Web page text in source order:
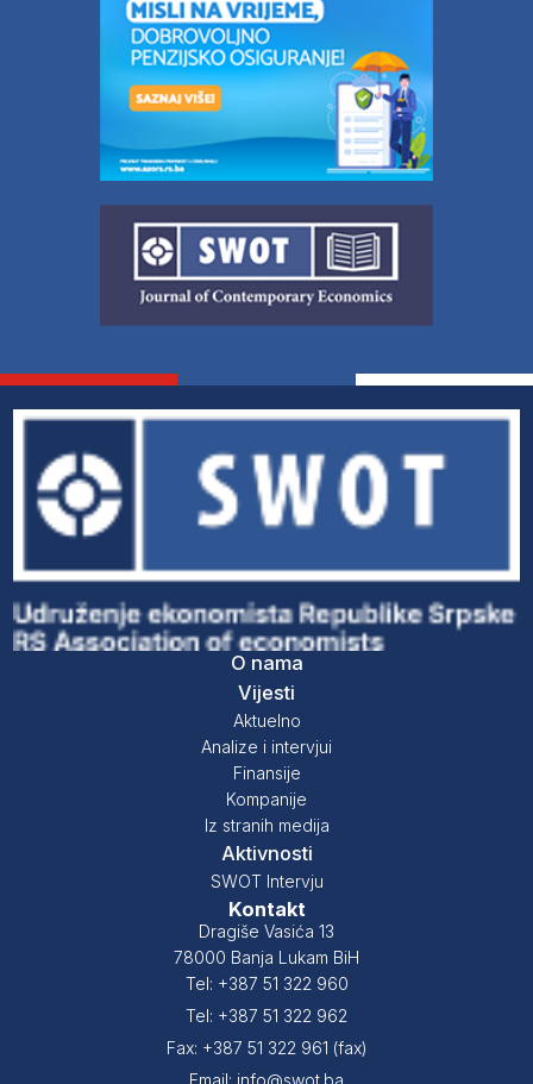
O nama
Vijesti
Aktuelno
Analize i intervjui
Finansije
Kompanije
Iz stranih medija
Aktivnosti
SWOT Intervju
Kontakt
Dragiše Vasića 13
78000 Banja Lukam BiH
Tel: +387 51 322 960
Tel: +387 51 322 962
Fax: +387 51 322 961 (fax)
Email: info@swot.ba